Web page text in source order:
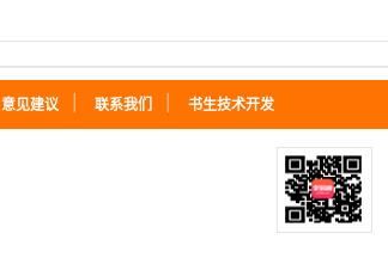
意见建议 联系我们 书生技术开发